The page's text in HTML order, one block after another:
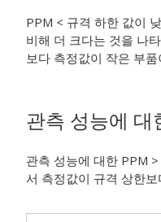
PPM < 규격 하한 값이
비해 더 크다는 것을 나
보다 측정값이 작은 부
관측 성능에 대
관측 성능에 대한 PPM
서 측정값이 규격 상한